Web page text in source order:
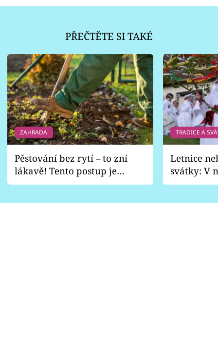
PŘEČTĚTE SI TAKÉ
ZAHRADA
Pěstování bez rytí – to zní
lákavě! Tento postup je
vhodný jen pro některé
TRADICE A
Letnice
svátky: V
pondělí